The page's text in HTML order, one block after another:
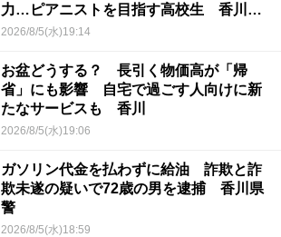
力…ピアニストを目指す高校生 香川
【青春のキセキ】
2026/8/5(水)19:14
お盆どうする？ 長引く物価高が「帰
省」にも影響 自宅で過ごす人向けに新
たなサービスも 香川
2026/8/5(水)19:06
ガソリン代金を払わずに給油 詐欺と詐
欺未遂の疑いで72歳の男を逮捕 香川県
警
2026/8/5(水)18:59